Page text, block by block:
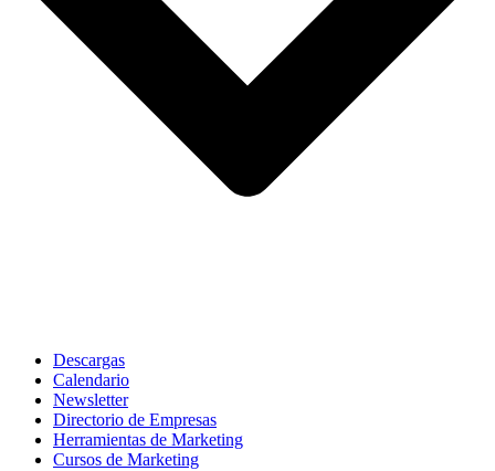
Descargas
Calendario
Newsletter
Directorio de Empresas
Herramientas de Marketing
Cursos de Marketing